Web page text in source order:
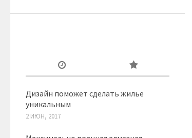
Дизайн поможет сделать жилье
уникальным
2 ИЮН, 2017